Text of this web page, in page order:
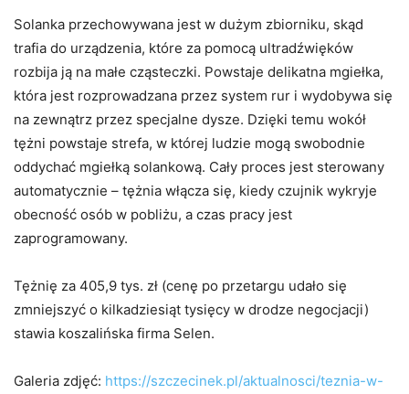
Solanka przechowywana jest w dużym zbiorniku, skąd
trafia do urządzenia, które za pomocą ultradźwięków
rozbija ją na małe cząsteczki. Powstaje delikatna mgiełka,
która jest rozprowadzana przez system rur i wydobywa się
na zewnątrz przez specjalne dysze. Dzięki temu wokół
tężni powstaje strefa, w której ludzie mogą swobodnie
oddychać mgiełką solankową. Cały proces jest sterowany
automatycznie – tężnia włącza się, kiedy czujnik wykryje
obecność osób w pobliżu, a czas pracy jest
zaprogramowany.
Tężnię za 405,9 tys. zł (cenę po przetargu udało się
zmniejszyć o kilkadziesiąt tysięcy w drodze negocjacji)
stawia koszalińska firma Selen.
Galeria zdjęć: https://szczecinek.pl/aktualnosci/teznia-w-